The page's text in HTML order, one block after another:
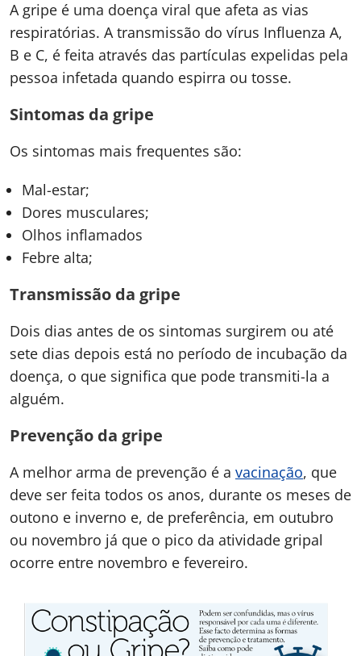
A gripe é uma doença viral que afeta as vias
respiratórias. A transmissão do vírus Influenza A,
B e C, é feita através das partículas expelidas pela
pessoa infetada quando espirra ou tosse.
Sintomas da gripe
Os sintomas mais frequentes são:
Mal-estar;
Dores musculares;
Olhos inflamados
Febre alta;
Transmissão da gripe
Dois dias antes de os sintomas surgirem ou até
sete dias depois está no período de incubação da
doença, o que significa que pode transmiti-la a
alguém.
Prevenção da gripe
A melhor arma de prevenção é a vacinação, que
deve ser feita todos os anos, durante os meses de
outono e inverno e, de preferência, em outubro
ou novembro já que o pico da atividade gripal
ocorre entre novembro e fevereiro.